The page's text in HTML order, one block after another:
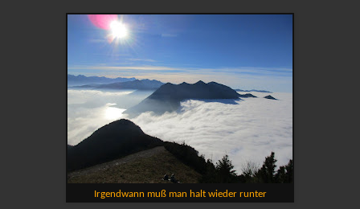
Irgendwann muß man halt wieder runter